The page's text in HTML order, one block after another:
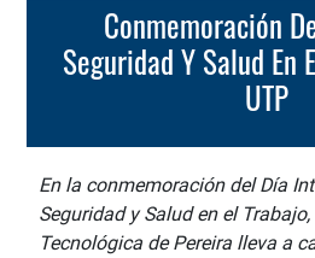
Conmemoración Del Día De La
Seguridad Y Salud En
UTP
En la conmemoración del Día
Seguridad y Salud en el
Tecnológica de Pereira lleva a